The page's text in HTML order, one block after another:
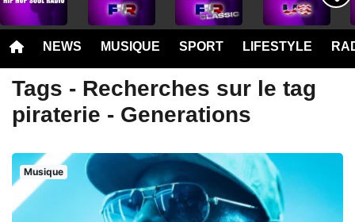
NEWS MUSIQUE SPORT LIFESTYLE
Tags - Recherches sur le tag
piraterie - Generations
Musique